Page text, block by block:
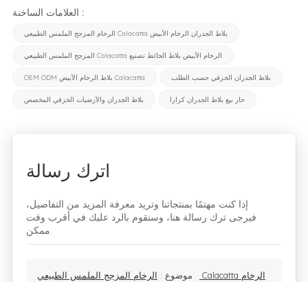
العلامات الساخنة :
الرخام المزجج الملمس الطبيعي Calacatta بلاط الجدران الرخام الأبيض
المزجج الملمس الطبيعي Calacatta الرخام الأبيض بلاط الحائط تصنيع
OEM ODM بلاط الرخام الأبيض Calacatta بلاط الجدران الخزفي حسب الطلب
بلاط الجدران والأرضيات الخزفي المخصص حار بيع بلاط الجدران كرارا
اترك رسالة
إذا كنت مهتمًا بمنتجاتنا وتريد معرفة المزيد من التفاصيل،
فيرجى ترك رسالة هنا، وسنقوم بالرد عليك في أقرب وقت
ممكن.
موضوع : الرخام المزجج الملمس الطبيعي Calacatta الرخام